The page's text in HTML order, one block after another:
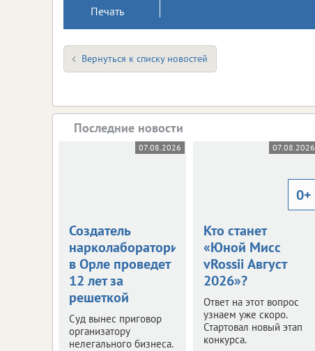
Печать
Вернуться к списку новостей
Последние новости
07.08.2026
Создатель
нарколаборатории
в Орле проведет
12 лет за
решеткой
Суд вынес приговор
организатору
нелегального бизнеса.
07.08.2026
0+
Кто станет
«Юной Мисс
vRossii Август
2026»?
Ответ на этот вопрос
узнаем уже скоро.
Стартовал новый этап
конкурса.